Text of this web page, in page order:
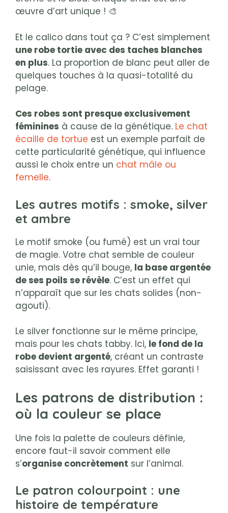
œuvre d’art unique ! 🎨
Et le calico dans tout ça ? C’est simplement
une robe tortie avec des taches blanches
en plus. La proportion de blanc peut aller de
quelques touches à la quasi-totalité du
pelage.
Ces robes sont presque exclusivement
féminines à cause de la génétique. Le chat
écaille de tortue est un exemple parfait de
cette particularité génétique, qui influence
aussi le choix entre un chat mâle ou
femelle.
Les autres motifs : smoke, silver
et ambre
Le motif smoke (ou fumé) est un vrai tour
de magie. Votre chat semble de couleur
unie, mais dès qu’il bouge, la base argentée
de ses poils se révèle. C’est un effet qui
n’apparaît que sur les chats solides (non-
agouti).
Le silver fonctionne sur le même principe,
mais pour les chats tabby. Ici, le fond de la
robe devient argenté, créant un contraste
saisissant avec les rayures. Effet garanti !
Les patrons de distribution :
où la couleur se place
Une fois la palette de couleurs définie,
encore faut-il savoir comment elle
s’organise concrètement sur l’animal.
Le patron colourpoint : une
histoire de température